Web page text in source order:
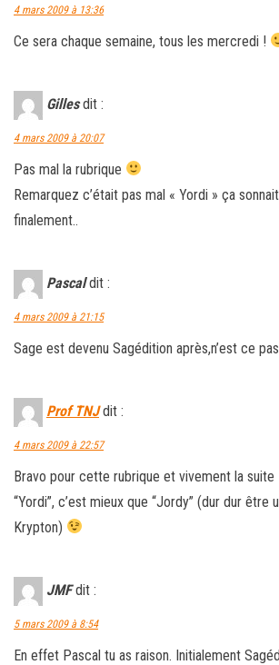
4 mars 2009 à 13:36
Ce sera chaque semaine, tous les mercredi !
Gilles dit :
4 mars 2009 à 20:07
Pas mal la rubrique
Remarquez c’était pas mal « Yordi » ça
finalement..
Pascal dit :
4 mars 2009 à 21:15
Sage est devenu Sagédition après,n’est ce
Prof TNJ dit :
4 mars 2009 à 22:57
Bravo pour cette rubrique et vivement la suite
“Yordi”, c’est mieux que “Jordy” (dur dur être
Krypton)
JMF dit :
5 mars 2009 à 8:54
En effet Pascal tu as raison. Initialement